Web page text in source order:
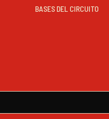
BASES DEL CIRCUITO